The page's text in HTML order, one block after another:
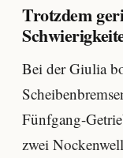
Trotzdem
Bei der Giulia
Fünfgang-
zwei